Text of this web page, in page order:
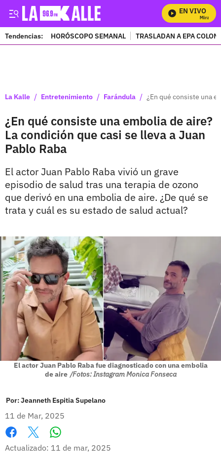
EN VIVO
Mira
Tendencias: HORÓSCOPO SEMANAL TRASLADAN A EPA
La Kalle / Entretenimiento / Farándula / ¿En qué consiste una
¿En qué consiste una embolia de aire?
La condición que casi se lleva a Juan
Pablo Raba
El actor Juan Pablo Raba vivió un grave
episodio de salud tras una terapia de ozono
que derivó en una embolia de aire. ¿De qué se
trata y cuál es su estado de salud actual?
El actor Juan Pablo Raba fue diagnosticado con una embolia
de aire /Fotos: Instagram Monica Fonseca
Por:Jeanneth Espitia Supelano
11 de Mar, 2025
Facebook
X
Actualizado: 11 de mar, 2025